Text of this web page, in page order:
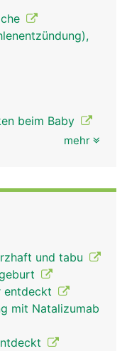
beim Baby
mehr
und tabu
entdeckt
mit Natalizumab